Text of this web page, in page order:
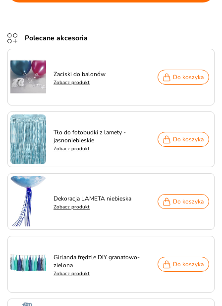
Polecane akcesoria
Zaciski do balonów
Zobacz produkt
Do koszyka
Tło do fotobudki z lamety -
jasnoniebieskie
Zobacz produkt
Do koszyka
Dekoracja LAMETA niebieska
Zobacz produkt
Do koszyka
Girlanda frędzle DIY granatowo-
zielona
Zobacz produkt
Do koszyka